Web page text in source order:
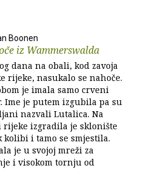
Boonen
iz Wammerswalda
dana na obali, kod zavoja
rijeke, nasukalo se nahoče.
je imala samo crveni
Ime je putem izgubila pa su
nazvali Lutalica. Na
rijeke izgradila je sklonište
kolibi i tamo se smjestila.
je u svojoj mreži za
i visokom tornju od